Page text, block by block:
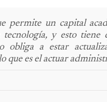
permite un capital
tecnología, y esto
obliga a estar
que es el actuar